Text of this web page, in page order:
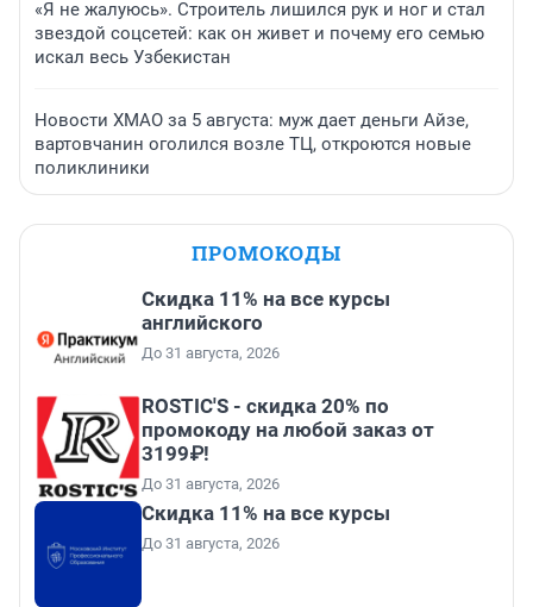
«Я не жалуюсь». Строитель лишился рук и ног и стал
звездой соцсетей: как он живет и почему его семью
искал весь Узбекистан
Новости ХМАО за 5 августа: муж дает деньги Айзе,
вартовчанин оголился возле ТЦ, откроются новые
поликлиники
ПРОМОКОДЫ
Скидка 11% на все курсы
английского
До 31 августа, 2026
ROSTIC'S - скидка 20% по
промокоду на любой заказ от
3199₽!
До 31 августа, 2026
Скидка 11% на все курсы
До 31 августа, 2026